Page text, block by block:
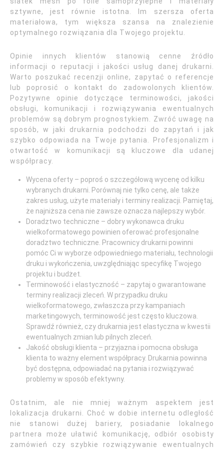
sztywne, jest równie istotna. Im szersza oferta
materiałowa, tym większa szansa na znalezienie
optymalnego rozwiązania dla Twojego projektu.
Opinie innych klientów stanowią cenne źródło
informacji o reputacji i jakości usług danej drukarni.
Warto poszukać recenzji online, zapytać o referencje
lub poprosić o kontakt do zadowolonych klientów.
Pozytywne opinie dotyczące terminowości, jakości
obsługi, komunikacji i rozwiązywania ewentualnych
problemów są dobrym prognostykiem. Zwróć uwagę na
sposób, w jaki drukarnia podchodzi do zapytań i jak
szybko odpowiada na Twoje pytania. Profesjonalizm i
otwartość w komunikacji są kluczowe dla udanej
współpracy.
Wycena oferty – poproś o szczegółową wycenę od kilku
wybranych drukarni. Porównaj nie tylko cenę, ale także
zakres usług, użyte materiały i terminy realizacji. Pamiętaj,
że najniższa cena nie zawsze oznacza najlepszy wybór.
Doradztwo techniczne – dobry wykonawca druku
wielkoformatowego powinien oferować profesjonalne
doradztwo techniczne. Pracownicy drukarni powinni
pomóc Ci w wyborze odpowiedniego materiału, technologii
druku i wykończenia, uwzględniając specyfikę Twojego
projektu i budżet.
Terminowość i elastyczność – zapytaj o gwarantowane
terminy realizacji zleceń. W przypadku druku
wielkoformatowego, zwłaszcza przy kampaniach
marketingowych, terminowość jest często kluczowa.
Sprawdź również, czy drukarnia jest elastyczna w kwestii
ewentualnych zmian lub pilnych zleceń.
Jakość obsługi klienta – przyjazna i pomocna obsługa
klienta to ważny element współpracy. Drukarnia powinna
być dostępna, odpowiadać na pytania i rozwiązywać
problemy w sposób efektywny.
Ostatnim, ale nie mniej ważnym aspektem jest
lokalizacja drukarni. Choć w dobie internetu odległość
nie stanowi dużej bariery, posiadanie lokalnego
partnera może ułatwić komunikację, odbiór osobisty
zamówień czy szybkie rozwiązywanie ewentualnych